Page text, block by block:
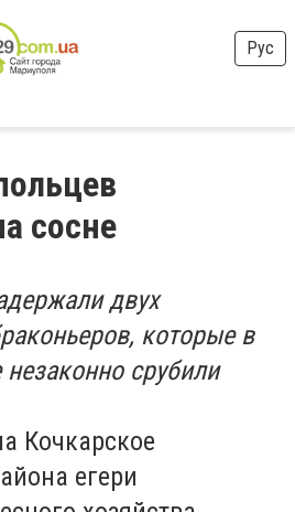
Рус
сосне
двух
которые в
срубили
Кочкарское
егери